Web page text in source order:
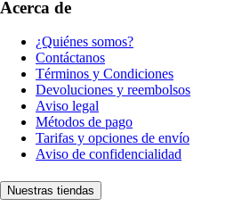
Acerca de
¿Quiénes somos?
Contáctanos
Términos y Condiciones
Devoluciones y reembolsos
Aviso legal
Métodos de pago
Tarifas y opciones de envío
Aviso de confidencialidad
Nuestras tiendas